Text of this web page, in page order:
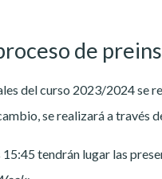
de
del curso 2023/2024 se
se realizará a través
tendrán lugar las